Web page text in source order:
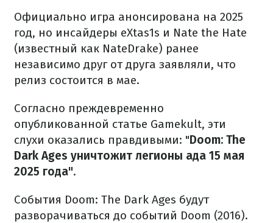
Официально игра анонсирована на 2025
год, но инсайдеры eXtas1s и Nate the Hate
(известный как NateDrake) ранее
независимо друг от друга заявляли, что
релиз состоится в мае.
Согласно преждевременно
опубликованной статье Gamekult, эти
слухи оказались правдивыми: "Doom: The
Dark Ages уничтожит легионы ада 15 мая
2025 года".
События Doom: The Dark Ages будут
разворачиваться до событий Doom (2016).